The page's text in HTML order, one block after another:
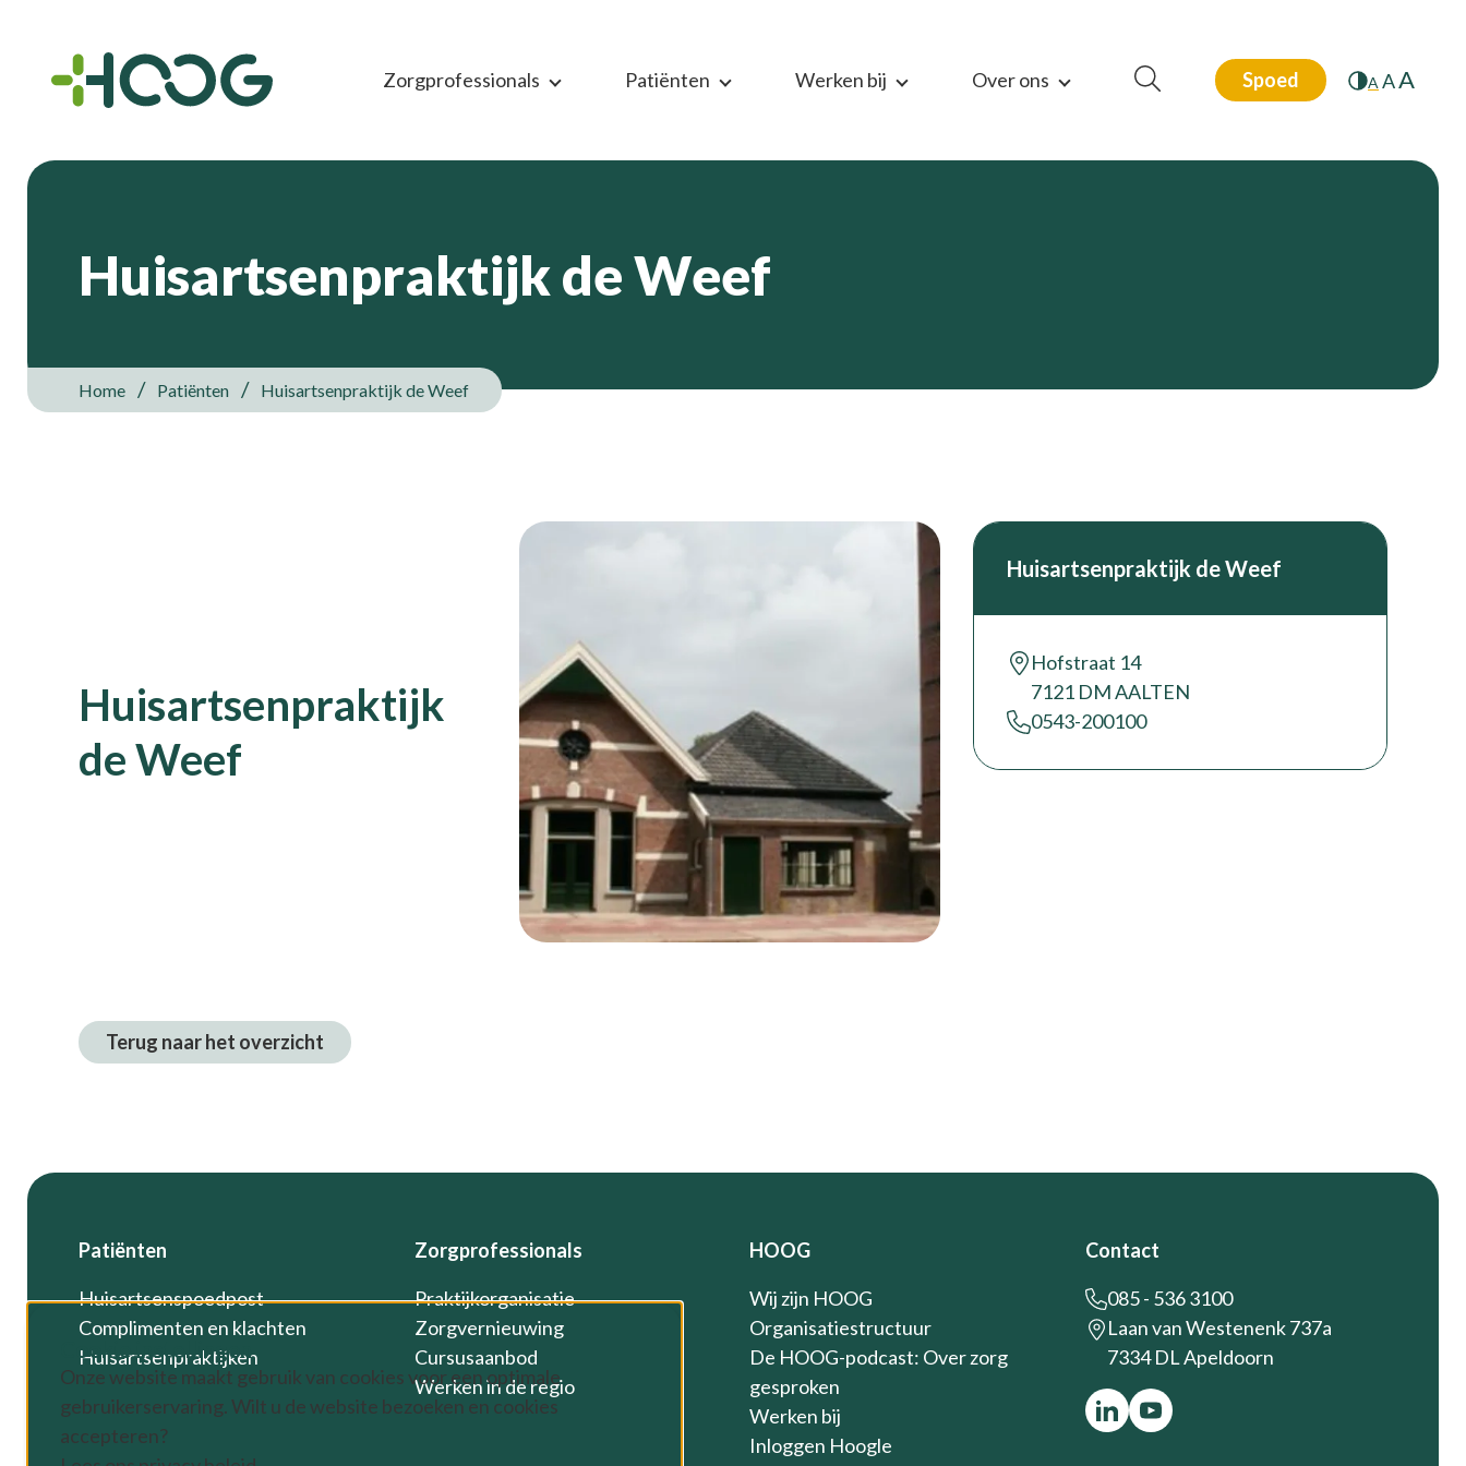
Cookie instellingen
Onze website maakt gebruik van cookies voor een optimale
gebruikerservaring. Wilt u de website bezoeken en cookies
accepteren?
Zorgprofessionals Patiënten Werken bij Over ons Spoed A AA
Huisartsenpraktijk de Weef
Home Patiënten Huisartsenpraktijk de Weef
Huisartsenpraktijk
de Weef
Terug naar het overzicht
Huisartsenpraktijk de Weef
Hofstraat 14
7121 DM AALTEN
0543-200100
Footer
Patiënten
Huisartsenspoedpost
Complimenten en klachten
Huisartsenpraktijken
Zorgprofessionals
Praktijkorganisatie
Zorgvernieuwing
Cursusaanbod
Werken in de regio
HOOG
Wij zijn HOOG
Organisatiestructuur
De HOOG-podcast: Over zorg
gesproken
Werken bij
Inloggen Hoogle
Contact
085 - 536 3100
Laan van Westenenk 737a
7334 DL Apeldoorn